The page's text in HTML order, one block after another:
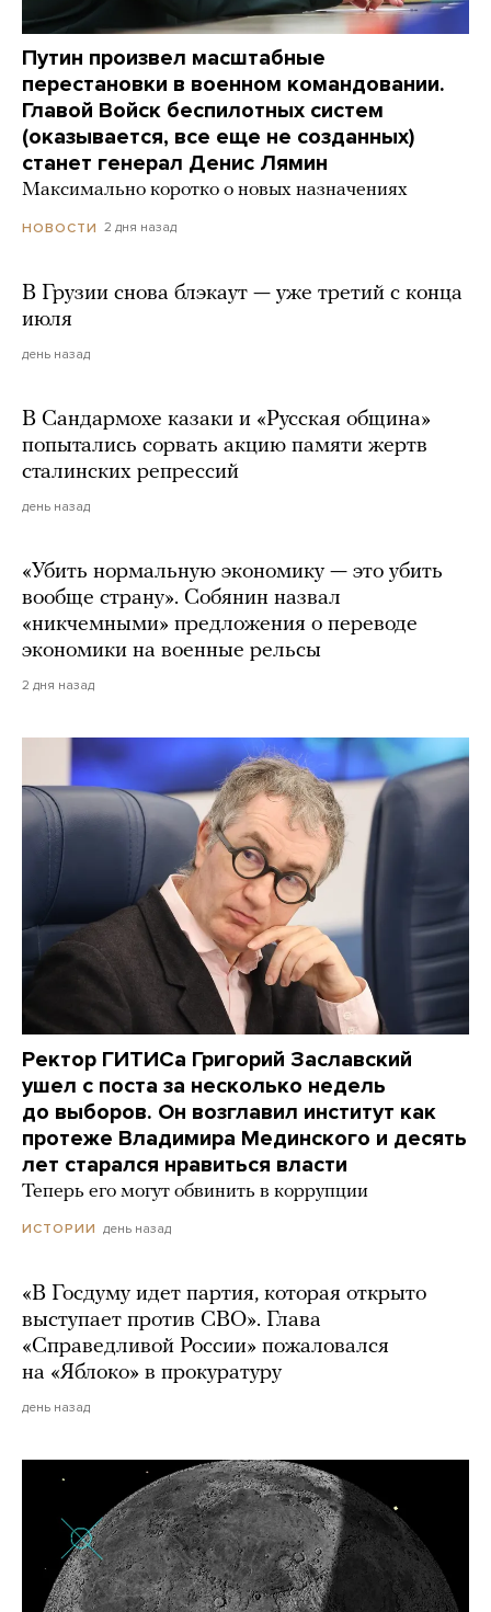
Путин произвел масштабные
перестановки в военном командовании.
Главой Войск беспилотных систем
(оказывается, все еще не созданных)
станет генерал Денис Лямин
Максимально коротко о новых назначениях
НОВОСТИ 2 дня назад
В Грузии снова блэкаут — уже третий с конца
июля
день назад
В Сандармохе казаки и «Русская община»
попытались сорвать акцию памяти жертв
сталинских репрессий
день назад
«Убить нормальную экономику — это убить
вообще страну». Собянин назвал
«никчемными» предложения о переводе
экономики на военные рельсы
2 дня назад
Ректор ГИТИСа Григорий Заславский
ушел с поста за несколько недель
до выборов. Он возглавил институт как
протеже Владимира Мединского и десять
лет старался нравиться власти
Теперь его могут обвинить в коррупции
ИСТОРИИ день назад
«В Госдуму идет партия, которая открыто
выступает против СВО». Глава
«Справедливой России» пожаловался
на «Яблоко» в прокуратуру
день назад